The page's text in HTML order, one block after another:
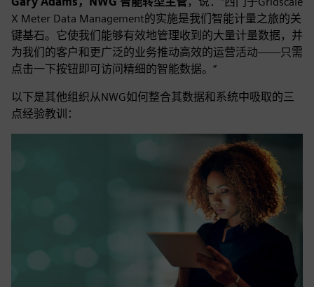
X Meter Data Management的实施是我们智能计量之旅的关
键基石。它使我们能够有效地管理收到的大量计量数据，并
为我们的客户和更广泛的业务推动高效的运营活动——只需
点击一下按钮即可访问精细的智能数据。”
以下是其他组织从NWG如何整合其数据和系统中吸取的三
点经验教训：